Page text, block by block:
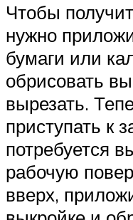
Чтобы
нужно
бумаги или
обрисовать
вырезать.
приступать к
потребуется
рабочую
вверх,